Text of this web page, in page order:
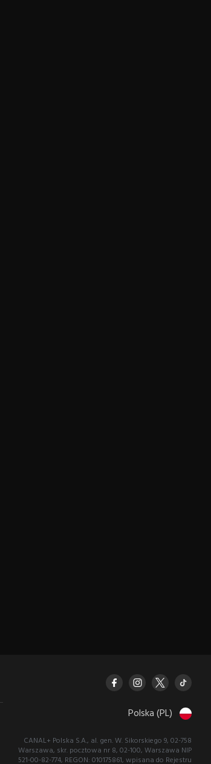
Polska (PL)
CANAL+ Polska S.A., al. gen. W. Sikorskiego 9, 02-758
Warszawa, skr. pocztowa nr 8, 02-100, Warszawa NIP
521-00-82-774, REGON: 010175861, wpisana do Rejestru